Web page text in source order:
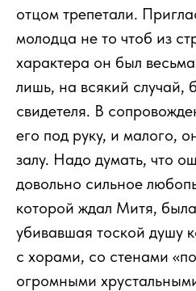
отцом трепетали.
молодца не то чтоб из
характера он был
лишь, на всякий случай,
свидетеля. В
его под руку, и малого,
залу. Надо думать, что
довольно сильное
которой ждал Митя,
убивавшая тоской душу
с хорами, со стенами
огромными